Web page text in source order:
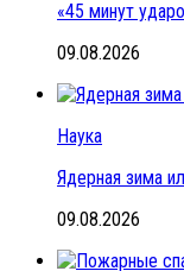
«45 минут
09.08.2026
Наука
Ядерная зима
09.08.2026